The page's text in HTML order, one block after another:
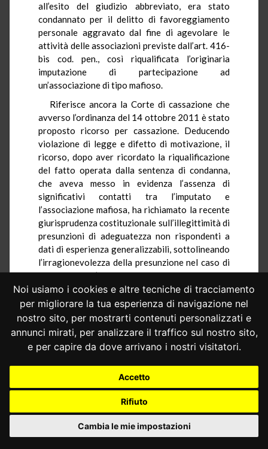
Noi usiamo i cookies e altre tecniche di tracciamento
per migliorare la tua esperienza di navigazione nel
nostro sito, per mostrarti contenuti personalizzati e
annunci mirati, per analizzare il traffico sul nostro sito,
e per capire da dove arrivano i nostri visitatori.
Accetto
Rifiuto
Cambia le mie impostazioni
all’esito del giudizio abbreviato, era stato
condannato per il delitto di favoreggiamento
personale aggravato dal fine di agevolare le
attività delle associazioni previste dall’art. 416-
bis cod. pen., così riqualificata l’originaria
imputazione di partecipazione ad
un’associazione di tipo mafioso.
Riferisce ancora la Corte di cassazione che
avverso l’ordinanza del 14 ottobre 2011 è stato
proposto ricorso per cassazione. Deducendo
violazione di legge e difetto di motivazione, il
ricorso, dopo aver ricordato la riqualificazione
del fatto operata dalla sentenza di condanna,
che aveva messo in evidenza l’assenza di
significativi contatti tra l’imputato e
l’associazione mafiosa, ha richiamato la recente
giurisprudenza costituzionale sull’illegittimità di
presunzioni di adeguatezza non rispondenti a
dati di esperienza generalizzabili, sottolineando
l’irragionevolezza della presunzione nel caso di
specie, data l’assenza di collegamenti con la
criminalità organizzata di tipo mafioso. Con
successive note la difesa ha eccepito in via
subordinata, l’illegittimità costituzionale degli
artt. 275, comma 3, e 299, comma 2, cod. proc.
sia nella parte in cui è prevista
l’obbligatorietà della custodia cautelare in
carcere per ogni delitto aggravato dall’art. 7 del
decreto-legge n. 152 del 1991, convertito, con
modificazioni, dalla legge n. 203 del 1991
ovvero, in più ristretta relazione al caso di
specie, per il delitto commesso al fine di
agevolare l’attività delle associazioni previste